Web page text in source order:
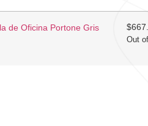
de Oficina Portone Gris $
Out